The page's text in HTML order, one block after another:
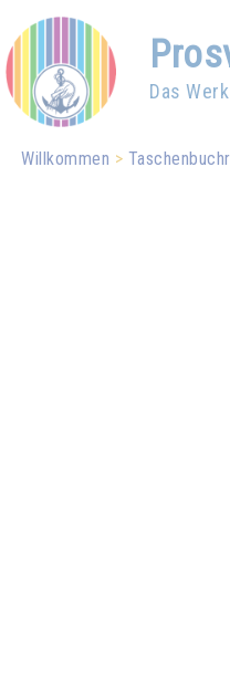
Das
Willkommen